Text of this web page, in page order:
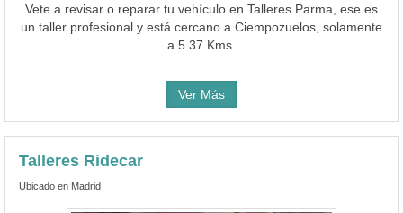
Vete a revisar o reparar tu vehículo en Talleres Parma, ese es
un taller profesional y está cercano a Ciempozuelos, solamente
a 5.37 Kms.
Ver Más
Talleres Ridecar
Ubicado en Madrid